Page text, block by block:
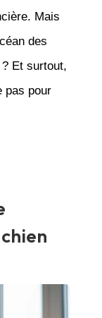
Mais
des
Et surtout,
pas pour